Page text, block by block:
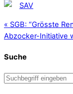
SAV
« SGB: “Grösste
Abzocker-Initiative
Suche